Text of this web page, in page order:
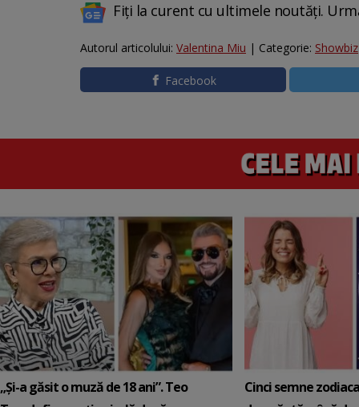
Fiți la curent cu ultimele noutăți.
Autorul articolului: Valentina Miu | Categorie: Showbiz
Facebook
„Și-a găsit o muză de 18 ani”. Teo
Cinci semne